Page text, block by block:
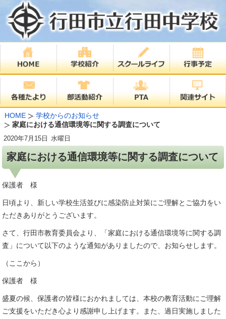
HOME
学校からのお知らせ
家庭における通信環境等に関する調査について
家庭における通信環境等に関する調査について
2020年7月15日 水曜日
保護者 様
日頃より、新しい学校生活並びに感染防止対策にご理解とご協力をい
ただきありがとうございます。
さて、行田市教育委員会より、「家庭における通信環境等に関する調
査」について以下のような通知がありましたので、お知らせします。
（ここから）
保護者 様
盛夏の候、保護者の皆様におかれましては、本校の教育活動にご理解
ご支援をいただき心より感謝申し上げます。また、過日実施しました